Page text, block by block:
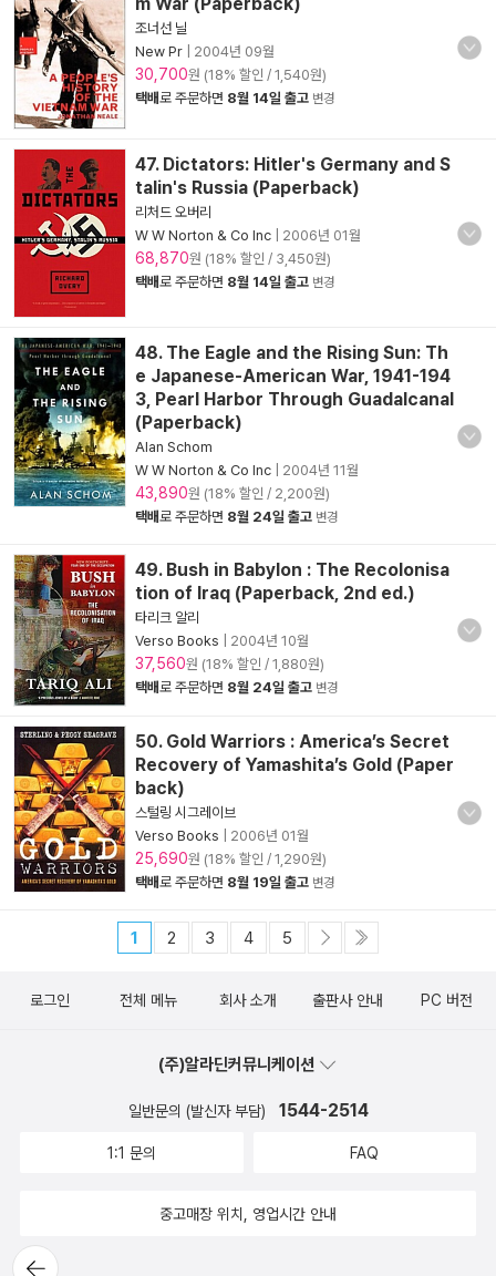
조너선 닐
New Pr
2004년 09월
30,700원 (18% 할인 / 1,540원)
택배로 주문하면 8월 14일 출고 변경
47. Dictators: Hitler's Germany and S
talin's Russia (Paperback)
리처드 오버리
W W Norton & Co Inc
2006년 01월
68,870원 (18% 할인 / 3,450원)
택배로 주문하면 8월 14일 출고 변경
48. The Eagle and the Rising Sun: Th
e Japanese-American War, 1941-194
3, Pearl Harbor Through Guadalcanal
(Paperback)
Alan Schom
W W Norton & Co Inc
2004년 11월
43,890원 (18% 할인 / 2,200원)
택배로 주문하면 8월 24일 출고 변경
49. Bush in Babylon : The Recolonisa
tion of Iraq (Paperback, 2nd ed.)
타리크 알리
Verso Books
2004년 10월
37,560원 (18% 할인 / 1,880원)
택배로 주문하면 8월 24일 출고 변경
50. Gold Warriors : America’s Secret
Recovery of Yamashita’s Gold (Paper
back)
스털링 시그레이브
Verso Books
2006년 01월
25,690원 (18% 할인 / 1,290원)
택배로 주문하면 8월 19일 출고 변경
1 2 3 4 5
뒤로가
로그인 전체 메뉴 회사 소개 출판사 안내 PC 버전
(주)알라딘커뮤니케이션
일반문의 (발신자 부담) 1544-2514
1:1 문의 FAQ
중고매장 위치, 영업시간 안내